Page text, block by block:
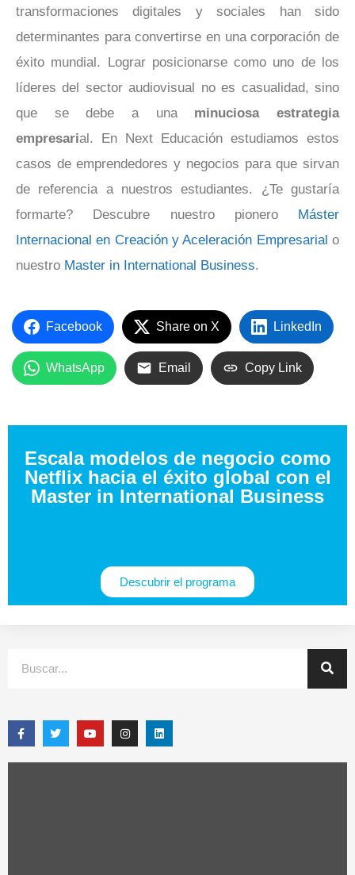
transformaciones digitales y sociales han sido
determinantes para convertirse en una corporación de
éxito mundial. Lograr posicionarse como uno de los
líderes del sector audiovisual no es casualidad, sino
que se debe a una minuciosa estrategia
empresarial. En Next Educación estudiamos estos
casos de emprendedores y negocios para que sirvan
de referencia a nuestros estudiantes. ¿Te gustaría
formarte? Descubre nuestro pionero Máster
Internacional en Creación y Aceleración Empresarial o
nuestro Master in International Business.
Facebook Share on X LinkedIn
WhatsApp Email Copy Link
Escala modelos de negocio como
Netflix hacia el éxito global con el
Master in International Business
Descubrir el programa